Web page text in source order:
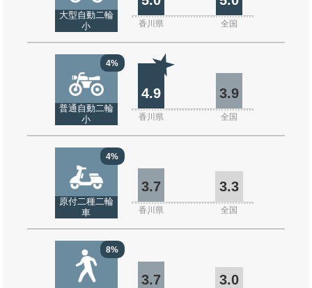
大型自動二輪
小
香川県 全国
4%
普通自動二輪
小
4.9 3.9
香川県 全国
4%
原付二種二輪
車
3.7 3.3
香川県 全国
8%
3.7 3.0